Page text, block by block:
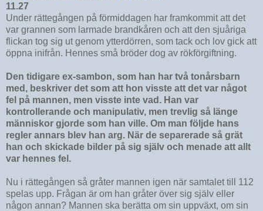
11.27
Under rättegången på förmiddagen har framkommit att det
var grannen som larmade brandkåren och att den sjuåriga
flickan tog sig ut genom ytterdörren, som tack och lov gick att
öppna inifrån. Hennes små bröder dog av rökförgiftning.
Den tidigare ex-sambon, som han har två tonårsbarn
med, beskriver det som att hon visste att det var något
fel på mannen, men visste inte vad. Han var
kontrollerande och manipulativ, men trevlig så länge
människor gjorde som han ville. Om man följde hans
regler annars blev han arg. När de separerade så grät
han och skickade bilder på sig själv och menade att allt
var hennes fel.
Nu i rättegången så gråter mannen igen när samtalet till 112
spelas upp. Frågan är om han gråter över sig själv eller
någon annan? Mannen ska berätta om sin uppväxt, om sin